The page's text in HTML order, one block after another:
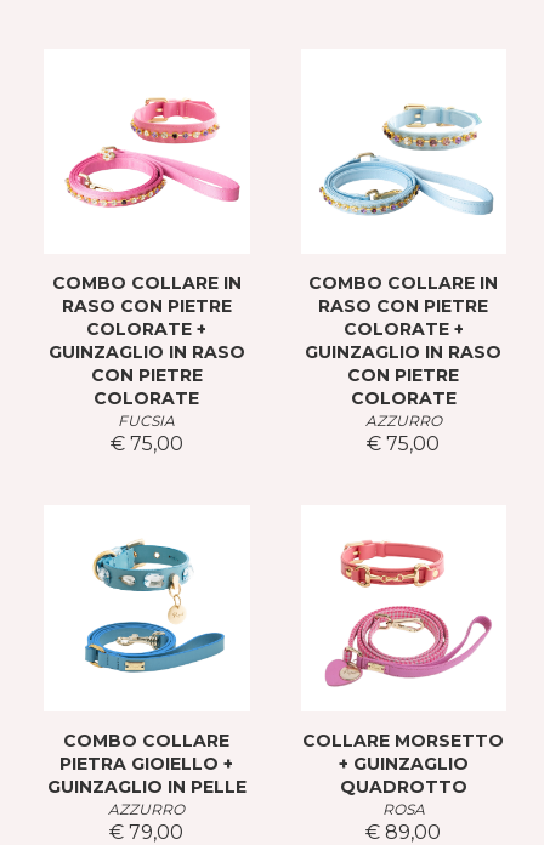
COMBO COLLARE IN
RASO CON PIETRE
COLORATE +
GUINZAGLIO IN RASO
CON PIETRE
COLORATE
FUCSIA
€ 75,00
COMBO COLLARE IN
RASO CON PIETRE
COLORATE +
GUINZAGLIO IN RASO
CON PIETRE
COLORATE
AZZURRO
€ 75,00
COMBO COLLARE
PIETRA GIOIELLO +
GUINZAGLIO IN PELLE
AZZURRO
€ 79,00
COLLARE MORSETTO
+ GUINZAGLIO
QUADROTTO
ROSA
€ 89,00